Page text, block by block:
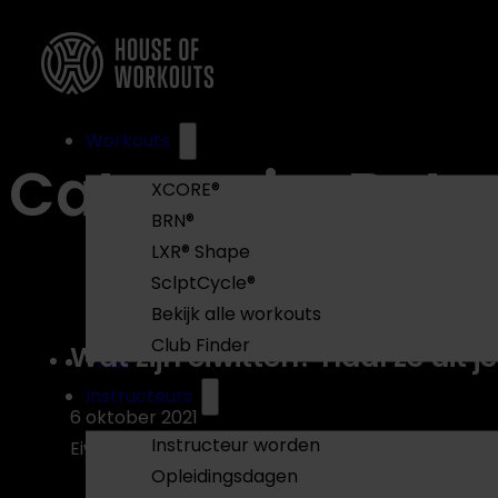
Workouts
XCORE®
BRN®
LXR® Shape
SclptCycle®
Bekijk alle workouts
Club Finder
Thuis
Instructeurs
Instructeur worden
Opleidingsdagen
Categorie:
Wat zijn eiwitten? Haal ze uit
6 oktober 2021
Eiwitten, we hebben ze nodig voor het